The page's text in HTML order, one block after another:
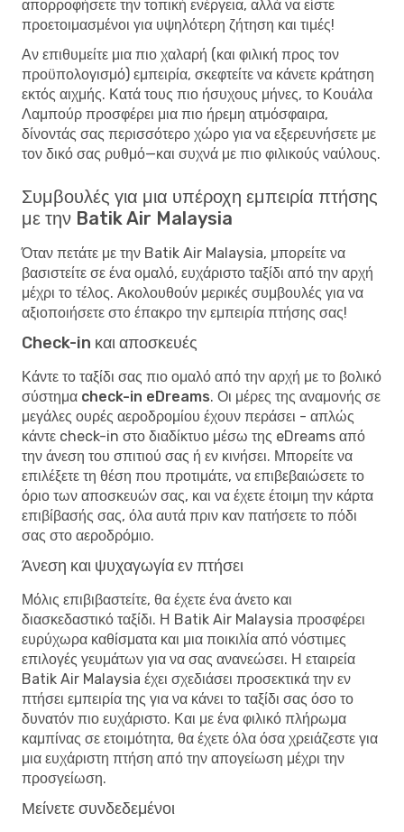
απορροφήσετε την τοπική ενέργεια, αλλά να είστε
προετοιμασμένοι για υψηλότερη ζήτηση και τιμές!
Αν επιθυμείτε μια πιο χαλαρή (και φιλική προς τον
προϋπολογισμό) εμπειρία, σκεφτείτε να κάνετε κράτηση
εκτός αιχμής. Κατά τους πιο ήσυχους μήνες, το Κουάλα
Λαμπούρ προσφέρει μια πιο ήρεμη ατμόσφαιρα,
δίνοντάς σας περισσότερο χώρο για να εξερευνήσετε με
τον δικό σας ρυθμό—και συχνά με πιο φιλικούς ναύλους.
Συμβουλές για μια υπέροχη εμπειρία πτήσης
με την Batik Air Malaysia
Όταν πετάτε με την Batik Air Malaysia, μπορείτε να
βασιστείτε σε ένα ομαλό, ευχάριστο ταξίδι από την αρχή
μέχρι το τέλος. Ακολουθούν μερικές συμβουλές για να
αξιοποιήσετε στο έπακρο την εμπειρία πτήσης σας!
Check-in και αποσκευές
Κάντε το ταξίδι σας πιο ομαλό από την αρχή με το βολικό
σύστημα check-in eDreams. Οι μέρες της αναμονής σε
μεγάλες ουρές αεροδρομίου έχουν περάσει - απλώς
κάντε check-in στο διαδίκτυο μέσω της eDreams από
την άνεση του σπιτιού σας ή εν κινήσει. Μπορείτε να
επιλέξετε τη θέση που προτιμάτε, να επιβεβαιώσετε το
όριο των αποσκευών σας, και να έχετε έτοιμη την κάρτα
επιβίβασής σας, όλα αυτά πριν καν πατήσετε το πόδι
σας στο αεροδρόμιο.
Άνεση και ψυχαγωγία εν πτήσει
Μόλις επιβιβαστείτε, θα έχετε ένα άνετο και
διασκεδαστικό ταξίδι. Η Batik Air Malaysia προσφέρει
ευρύχωρα καθίσματα και μια ποικιλία από νόστιμες
επιλογές γευμάτων για να σας ανανεώσει. Η εταιρεία
Batik Air Malaysia έχει σχεδιάσει προσεκτικά την εν
πτήσει εμπειρία της για να κάνει το ταξίδι σας όσο το
δυνατόν πιο ευχάριστο. Και με ένα φιλικό πλήρωμα
καμπίνας σε ετοιμότητα, θα έχετε όλα όσα χρειάζεστε για
μια ευχάριστη πτήση από την απογείωση μέχρι την
προσγείωση.
Μείνετε συνδεδεμένοι